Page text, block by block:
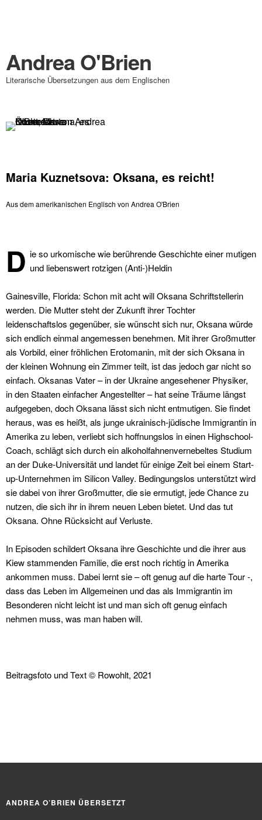
Andrea O'Brien
Literarische Übersetzungen aus dem Englischen
Maria Kuznetsova: Oksana, es reicht!
Aus dem amerikanischen Englisch von Andrea O'Brien
D ie so urkomische wie berührende Geschichte einer mutigen
und liebenswert rotzigen (Anti-)Heldin
Gainesville, Florida: Schon mit acht will Oksana Schriftstellerin
werden. Die Mutter steht der Zukunft ihrer Tochter
leidenschaftslos gegenüber, sie wünscht sich nur, Oksana würde
sich endlich einmal angemessen benehmen. Mit ihrer Großmutter
als Vorbild, einer fröhlichen Erotomanin, mit der sich Oksana in
der kleinen Wohnung ein Zimmer teilt, ist das jedoch gar nicht so
einfach. Oksanas Vater – in der Ukraine angesehener Physiker,
in den Staaten einfacher Angestellter – hat seine Träume längst
aufgegeben, doch Oksana lässt sich nicht entmutigen. Sie findet
heraus, was es heißt, als junge ukrainisch-jüdische Immigrantin in
Amerika zu leben, verliebt sich hoffnungslos in einen Highschool-
Coach, schlägt sich durch ein alkoholfahnenvernebeltes Studium
an der Duke-Universität und landet für einige Zeit bei einem Start-
up-Unternehmen im Silicon Valley. Bedingungslos unterstützt wird
sie dabei von ihrer Großmutter, die sie ermutigt, jede Chance zu
nutzen, die sich ihr in ihrem neuen Leben bietet. Und das tut
Oksana. Ohne Rücksicht auf Verluste.
In Episoden schildert Oksana ihre Geschichte und die ihrer aus
Kiew stammenden Familie, die erst noch richtig in Amerika
ankommen muss. Dabei lernt sie – oft genug auf die harte Tour -,
dass das Leben im Allgemeinen und das als Immigrantin im
Besonderen nicht leicht ist und man sich oft genug einfach
nehmen muss, was man haben will.
Beitragsfoto und Text © Rowohlt, 2021
ANDREA O’BRIEN ÜBERSETZT